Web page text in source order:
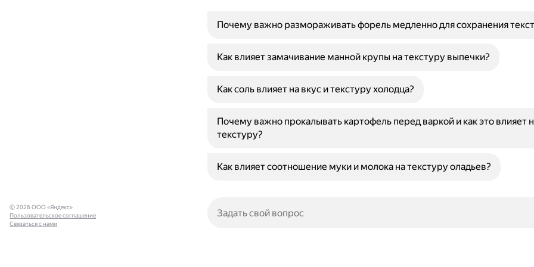
Почему важно размораживать форель медленно для сохранения
Как влияет замачивание манной крупы на текстуру выпечки?
Как соль влияет на вкус и текстуру холодца?
Почему важно прокалывать картофель перед варкой и как это влияет
текстуру?
Как влияет соотношение муки и молока на текстуру оладьев?
© 2026 ООО «Яндекс»
Пользовательское соглашение
Связаться с нами